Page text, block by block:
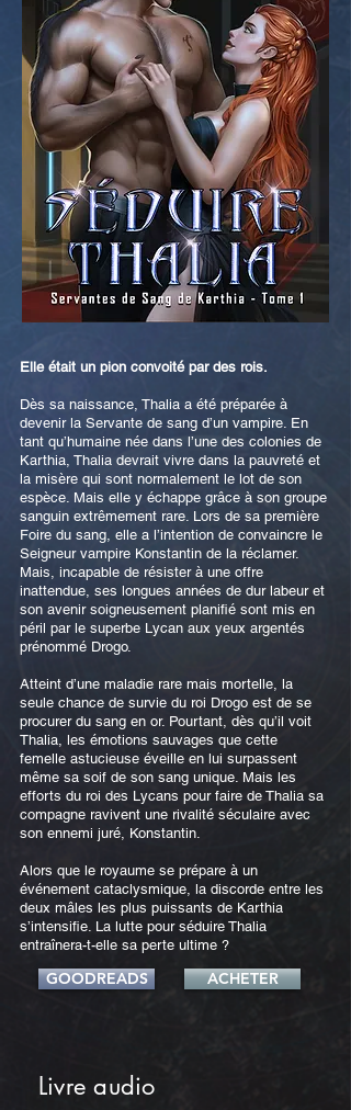
Elle était un pion convoité par des rois.
Dès sa naissance, Thalia a été préparée à
devenir la Servante de sang d’un vampire. En
tant qu’humaine née dans l’une des colonies de
Karthia, Thalia devrait vivre dans la pauvreté et
la misère qui sont normalement le lot de son
espèce. Mais elle y échappe grâce à son groupe
sanguin extrêmement rare. Lors de sa première
Foire du sang, elle a l’intention de convaincre le
Seigneur vampire Konstantin de la réclamer.
Mais, incapable de résister à une offre
inattendue, ses longues années de dur labeur et
son avenir soigneusement planifié sont mis en
péril par le superbe Lycan aux yeux argentés
prénommé Drogo.
Atteint d’une maladie rare mais mortelle, la
seule chance de survie du roi Drogo est de se
procurer du sang en or. Pourtant, dès qu’il voit
Thalia, les émotions sauvages que cette
femelle astucieuse éveille en lui surpassent
même sa soif de son sang unique. Mais les
efforts du roi des Lycans pour faire de Thalia sa
compagne ravivent une rivalité séculaire avec
son ennemi juré, Konstantin.
Alors que le royaume se prépare à un
événement cataclysmique, la discorde entre les
deux mâles les plus puissants de Karthia
s’intensifie. La lutte pour séduire Thalia
entraînera-t-elle sa perte ultime ?
GOODREADS ACHETER
Livre audio